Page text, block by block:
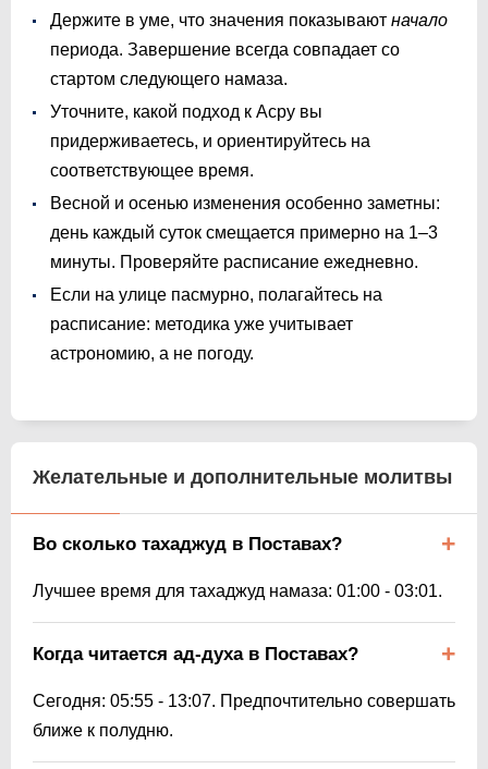
Держите в уме, что значения показывают начало
периода. Завершение всегда совпадает со
стартом следующего намаза.
Уточните, какой подход к Асру вы
придерживаетесь, и ориентируйтесь на
соответствующее время.
Весной и осенью изменения особенно заметны:
день каждый суток смещается примерно на 1–3
минуты. Проверяйте расписание ежедневно.
Если на улице пасмурно, полагайтесь на
расписание: методика уже учитывает
астрономию, а не погоду.
Желательные и дополнительные молитвы
Во сколько тахаджуд в Поставах?
Лучшее время для тахаджуд намаза: 01:00 - 03:01.
Когда читается ад-духа в Поставах?
Сегодня: 05:55 - 13:07. Предпочтительно совершать
ближе к полудню.